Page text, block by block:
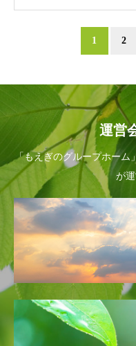
1 2
運営
「もえぎのグループホーム
が